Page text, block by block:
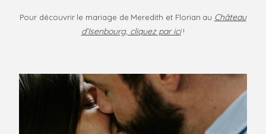
Pour découvrir le mariage de Meredith et Florian au Château
d’Isenbourg, cliquez par ici!